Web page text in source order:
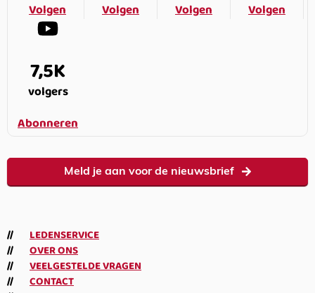
Volgen
Volgen
Volgen
Volgen
7,5K
volgers
Abonneren
Meld je aan voor de nieuwsbrief
LEDENSERVICE
OVER ONS
VEELGESTELDE VRAGEN
CONTACT